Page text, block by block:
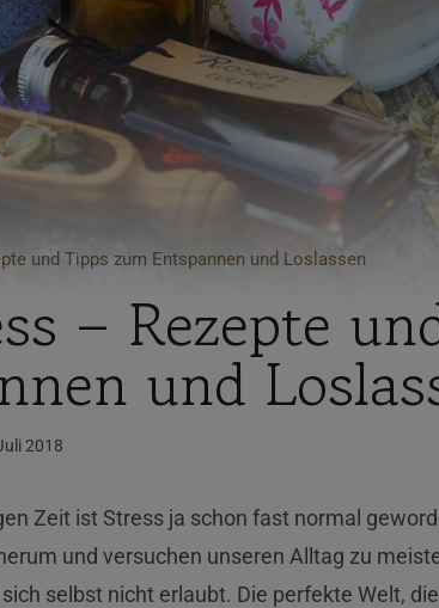
und Tipps zum Entspannen und Loslassen
– Rezepte
und
2018
Zeit ist Stress ja schon fast normal
und versuchen unseren Alltag zu
selbst nicht erlaubt. Die perfekte Welt,